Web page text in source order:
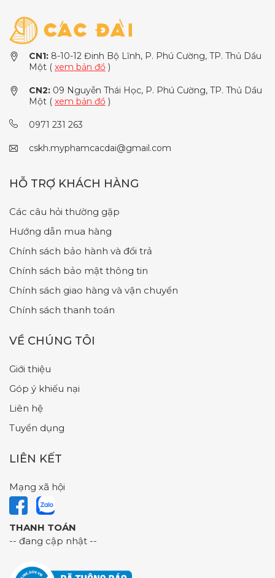
CN1: 8-10-12 Đinh Bộ Lĩnh, P. Phú Cường, TP. Thủ Dầu
Một ( xem bản đồ )
CN2: 09 Nguyễn Thái Học, P. Phú Cường, TP. Thủ Dầu
Một ( xem bản đồ )
0971 231 263
cskh.myphamcacdai@gmail.com
HỖ TRỢ KHÁCH HÀNG
Các câu hỏi thường gặp
Hướng dẫn mua hàng
Chính sách bảo hành và đổi trả
Chính sách bảo mật thông tin
Chính sách giao hàng và vận chuyển
Chính sách thanh toán
VỀ CHÚNG TÔI
Giới thiệu
Góp ý khiếu nại
Liên hệ
Tuyển dụng
LIÊN KẾT
Mạng xã hội
THANH TOÁN
-- đang cập nhật --